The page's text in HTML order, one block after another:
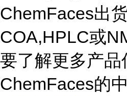
ChemFaces出
COA,HPLC或
要了解更多产品
ChemFaces的